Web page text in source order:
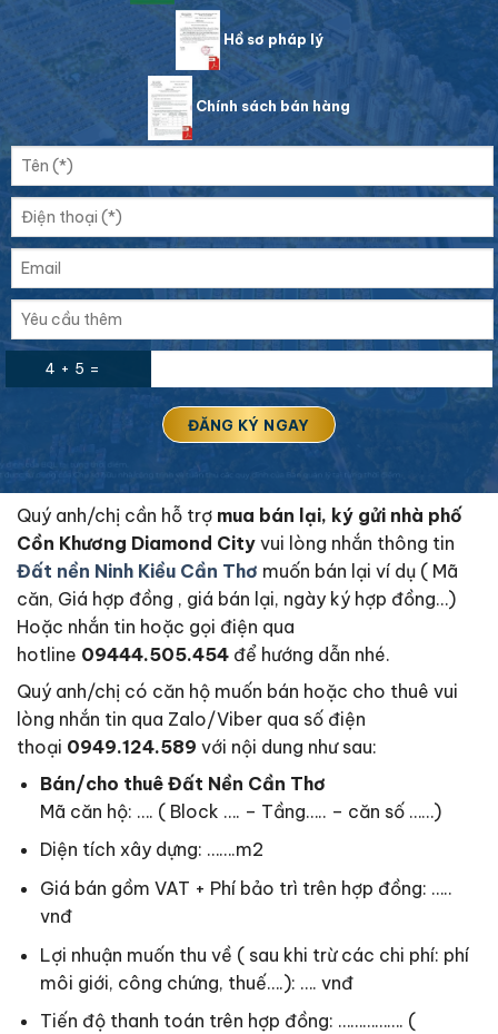
Hồ sơ pháp lý
Chính sách bán hàng
4 + 5 =
Quý anh/chị cần hỗ trợ mua bán lại, ký gửi nhà phố
Cồn Khương Diamond City vui lòng nhắn thông tin
Đất nền Ninh Kiều Cần Thơ muốn bán lại ví dụ ( Mã
căn, Giá hợp đồng , giá bán lại, ngày ký hợp đồng…)
Hoặc nhắn tin hoặc gọi điện qua
hotline 09444.505.454 để hướng dẫn nhé.
Quý anh/chị có căn hộ muốn bán hoặc cho thuê vui
lòng nhắn tin qua Zalo/Viber qua số điện
thoại 0949.124.589 với nội dung như sau:
Bán/cho thuê Đất Nền Cần Thơ
Mã căn hộ: …. ( Block …. – Tầng….. – căn số ……)
Diện tích xây dựng: …….m2
Giá bán gồm VAT + Phí bảo trì trên hợp đồng: …..
vnđ
Lợi nhuận muốn thu về ( sau khi trừ các chi phí: phí
môi giới, công chứng, thuế….): …. vnđ
Tiến độ thanh toán trên hợp đồng: ……………. (